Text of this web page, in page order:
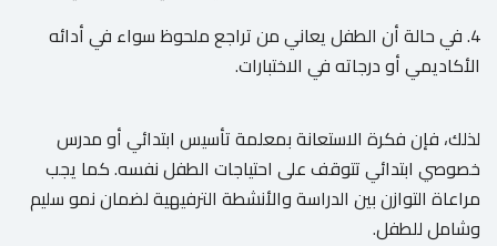
4. في حالة أن الطفل يعاني من تراجع ملحوظ سواء في أدائه
الأكاديمي أو درجاته في الاختبارات.
لذلك، فإن فكرة الاستعانة بمعلمة تأسيس ابتدائي أو مدرس
خصوصي ابتدائي تتوقف على احتياجات الطفل نفسه. كما يجب
مراعاة التوازن بين الدراسة والأنشطة الترفيهية لضمان نمو سليم
وشامل للطفل.